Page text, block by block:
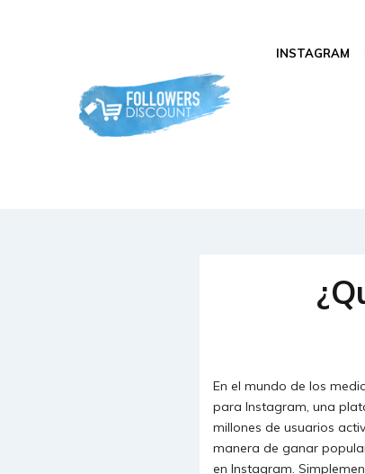
INSTAGRAM
En el mundo de los
para Instagram, una
millones de usuarios
manera de ganar
en Instagram.